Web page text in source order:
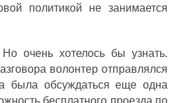
политикой не занимается
очень хотелось бы узнать.
волонтер отправлялся
была обсуждаться еще одна
бесплатного проезда по